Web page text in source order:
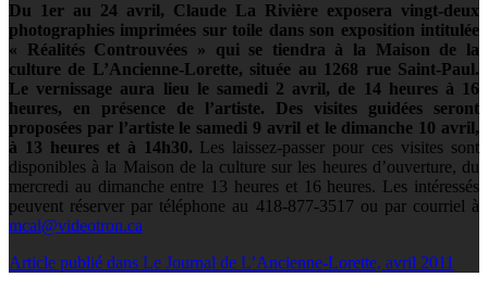
Du 1er au 24 avril, Claude La Rivière exposera vingt-deux
photographies imprimées sur toile dans son exposition intitulée
« Réalités Controuvées » qui se tiendra à la Maison de la
culture de L’Ancienne-Lorette, située au 1268 rue Saint-Paul.
Le vernissage aura lieu le samedi 2 avril, de 14 heures à 16
heures, en présence de l’artiste. Des visites guidées seront
proposées par l’artiste le samedi 9 avril et le dimanche 10 avril,
à 13 heures et à 14h30. Les laissez-passer pour ces visites sont
disponibles à la Maison de la culture sur les heures d’ouverture, du
mercredi au dimanche entre 13 heures et 16 heures. Les intéressés
peuvent réserver par téléphone au 418-877-3517 ou par courriel à
mcal@videotron.ca
Article publié dans Le Journal de L’Ancienne-Lorette, avril 2011